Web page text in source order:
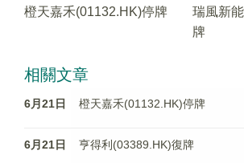
橙天嘉禾(01132.HK)停牌
瑞風新
牌
相關文章
6月21日 橙天嘉禾(01132.HK)停牌
6月21日 亨得利(03389.HK)復牌